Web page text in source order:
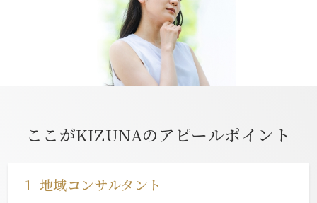
ここがKIZUNAのアピールポイント
1 地域コンサルタント